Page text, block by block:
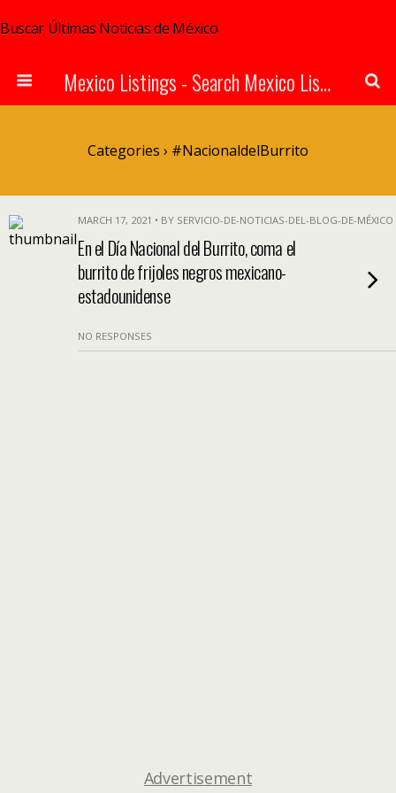
Buscar Últimas Noticias de México
Mexico Listings - Search Mexico Listings Online
Categories › #NacionaldelBurrito
MARCH 17, 2021 • BY SERVICIO-DE-NOTICIAS-DEL-BLOG-DE-MÉXICO
En el Día Nacional del Burrito, coma el
burrito de frijoles negros mexicano-
estadounidense
NO RESPONSES
Advertisement